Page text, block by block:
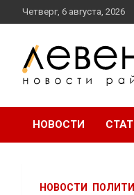
перейти
к
Четверг, 6 августа, 2026
НОВОСТИ
НОВОСТИ